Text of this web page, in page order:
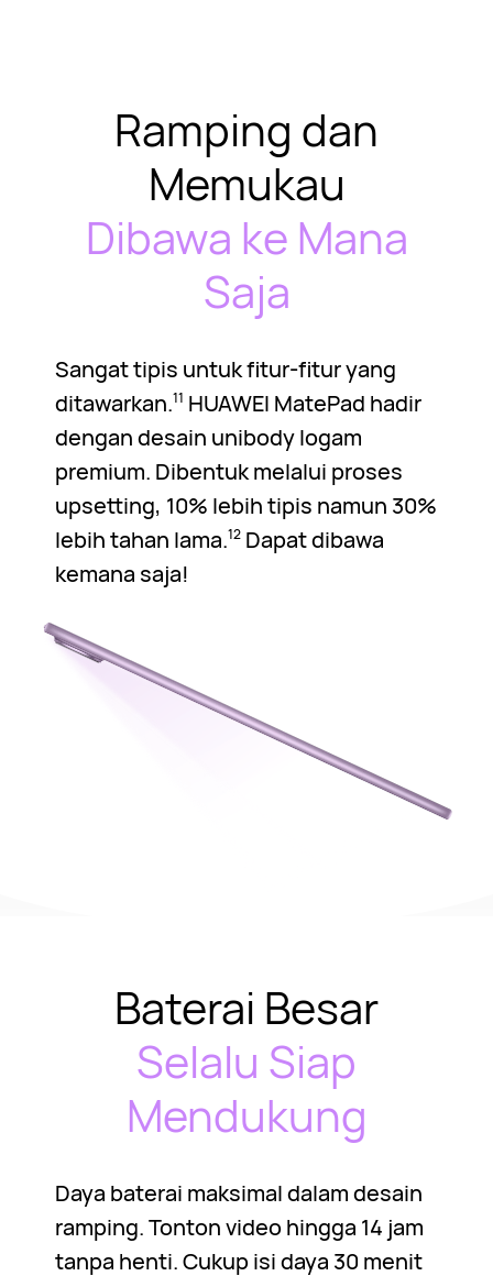
Ramping dan
Memukau
Dibawa ke Mana
Saja
Sangat tipis untuk fitur-fitur yang
ditawarkan.11 HUAWEI MatePad hadir
dengan desain unibody logam
premium. Dibentuk melalui proses
upsetting, 10% lebih tipis namun 30%
lebih tahan lama.12Dapat dibawa
kemana saja!
Baterai Besar
Selalu Siap
Mendukung
Daya baterai maksimal dalam desain
ramping. Tonton video hingga 14 jam
tanpa henti. Cukup isi daya 30 menit